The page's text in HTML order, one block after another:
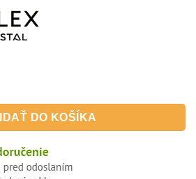
- poháre na víno
DO KOŠÍKA